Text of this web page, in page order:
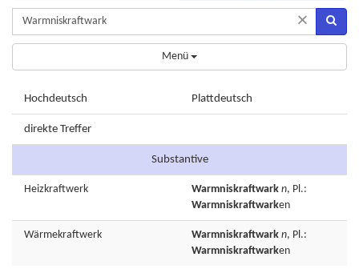
×
Menü
Hochdeutsch Plattdeutsch
direkte Treffer
Substantive
Heizkraftwerk Warmniskraftwark n, Pl.:
Warmniskraftwarken
Wärmekraftwerk Warmniskraftwark n, Pl.:
Warmniskraftwarken